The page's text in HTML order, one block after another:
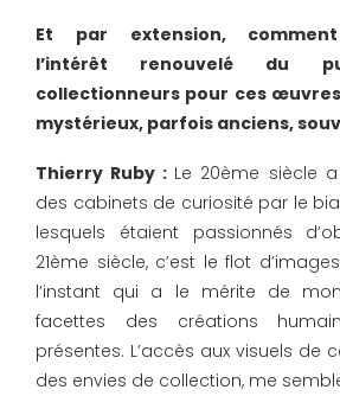
Et par extension, comment
l’intérêt renouvelé du
collectionneurs pour ces
mystérieux, parfois anciens,
Thierry Ruby : Le 20ème siècle
des cabinets de curiosité par le
lesquels étaient passionnés
21ème siècle, c’est le flot
l’instant qui a le mérite de
facettes des créations
présentes. L’accès aux visuels de
des envies de collection, me